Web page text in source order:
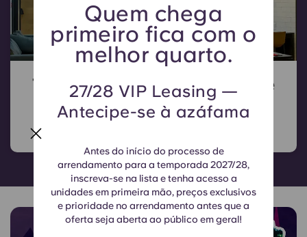
Quem chega
primeiro fica com o
melhor quarto.
27/28 VIP Leasing —
Antecipe-se à azáfama
Antes do início do processo de
arrendamento para a temporada 2027/28,
inscreva-se na lista e tenha acesso a
unidades em primeira mão, preços exclusivos
e prioridade no arrendamento antes que a
oferta seja aberta ao público em geral!
Todas as comodidades de que
precisa